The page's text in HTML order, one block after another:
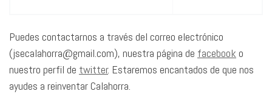
Puedes contactarnos a través del correo electrónico
(jsecalahorra@gmail.com), nuestra página de facebook o
nuestro perfil de twitter. Estaremos encantados de que nos
ayudes a reinventar Calahorra.